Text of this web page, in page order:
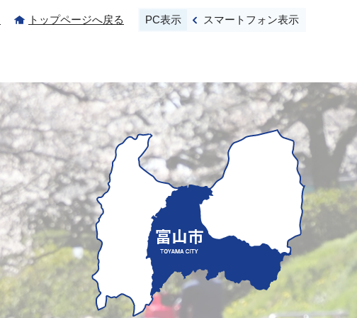
トップページへ戻る PC表示 スマートフォン表示